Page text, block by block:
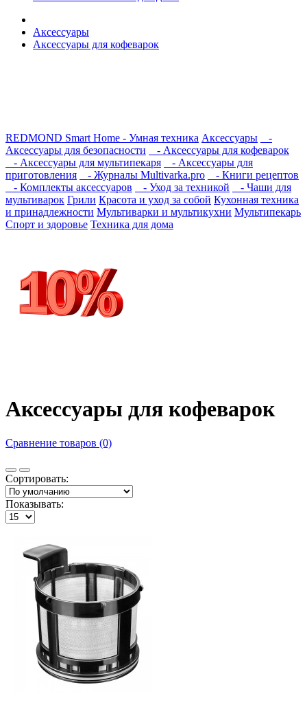
Аксессуары
Аксессуары для кофеварок
REDMOND Smart Home - Умная техника Аксессуары
-
Аксессуары для безопасности
- Аксессуары для кофеварок
- Аксессуары для мультипекаря
- Аксессуары для
приготовления
- Журналы Multivarka.pro
- Книги рецептов
- Комплекты аксессуаров
- Уход за техникой
- Чаши для
мультиварок Грили Красота и уход за собой Кухонная техника
и принадлежности Мультиварки и мультикухни Мультипекарь
Спорт и здоровье Техника для дома
Аксессуары для кофеварок
Сравнение товаров (0)
Сортировать:
Показывать: